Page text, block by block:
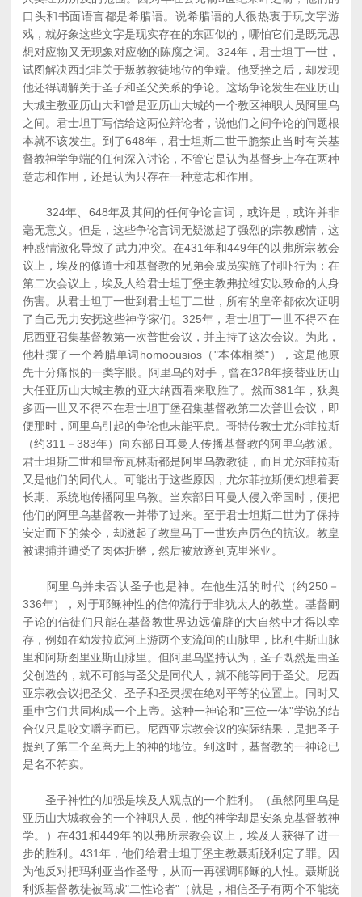
口头和书面语言都是希腊语。说希腊语的人很热衷于玩文字游
戏，就好象这些文字是现实存在的东西似的，哪怕它们是既无思
想对应物又无现象对应物的陈腐之词。324年，君士坦丁一世，
试图解决西北非关于叛教教徒地位的争端。他受挫之后，却发现
他还得调解关于圣子和圣父关系的争论。这场争论发生在亚历山
大城主教亚历山大和曾是亚历山大城的一个教区神职人员阿里乌
之间。君士坦丁写信给这两位辩论者，说他们之间争论的问题根
本就不该发生。到了648年，君士坦斯二世干脆禁止当时有关基
督教神学争端的任何深入讨论，不管它是认为基督身上存在两种
意志和作用，还是认为只存在一种意志和作用。
324年、648年及其间的任何争论言词，或许是，或许并非
毫无意义。但是，这些争论言词无疑激起了强烈的宗教感情，这
种感情激化导致了武力冲突。在431年和449年的以弗所宗教会
议上，埃及的修道士和基督教的兄弟会成员实施了恫吓行为；在
第二次会议上，埃及人给君士坦丁堡主教弗拉维安以致命的人身
伤害。从君士坦丁一世到君士坦丁二世，所有的皇帝都依次证明
了自己无力安抚这些神学家们。325年，君士坦丁一世不得不在
尼西亚召集基督教第一次普世会议，并主持了这次会议。为此，
他杜撰了一个希腊单词homoousios（"本体相类"），这是他原
先十分痛恨的一类字眼。阿里乌的对手，曾在328年接替亚历山
大任亚历山大城主教的亚大纳西看来取胜了。然而381年，狄奥
多西一世又不得不在君士坦丁堡召集基督教第二次普世会议，即
便那时，阿里乌引起的争论也未能平息。哥特传教士尤尔菲拉斯
（约311－383年）向东部日耳曼人传播基督教的阿里乌教派。
君士坦斯二世和皇帝瓦林斯都是阿里乌教教徒，而且尤尔菲拉斯
又是他们的同代人。可能出于这些原因，尤尔菲拉斯便幻想着要
长期、系统地传播阿里乌教。当东部日耳曼人侵入帝国时，便把
他们的阿里乌基督教一并带了过来。至于君士坦斯二世为了保持
安定而下的禁令，却激起了教皇马丁一世疾声厉色的抗议。教皇
被逮捕并遭受了肉体折磨，然后被放逐到克里米亚。
阿里乌并未否认圣子也是神。在他生活的时代（约250－
336年），对于耶稣神性的信仰流行于非犹太人的教堂。基督嗣
子论的信徒们只能在基督教世界边远偏辟的大自然中才得以幸
存，例如在幼发拉底河上游两个支流间的山脉里，比利牛斯山脉
里和阿斯图里亚斯山脉里。但阿里乌坚持认为，圣子既然是由圣
父创造的，就不可能与圣父是同代人，就不能等同于圣父。尼西
亚宗教会议把圣父、圣子和圣灵摆在绝对平等的位置上。同时又
重申它们共同构成一个上帝。这种一神论和"三位一体"学说的结
合仅只是咬文嚼字而已。尼西亚宗教会议的实际结果，是把圣子
提到了第二个至高无上的神的地位。到这时，基督教的一神论已
是名不符实。
圣子神性的加强是埃及人观点的一个胜利。（虽然阿里乌是
亚历山大城教会的一个神职人员，他的神学却是安条克基督教神
学。）在431和449年的以弗所宗教会议上，埃及人获得了进一
步的胜利。431年，他们给君士坦丁堡主教聂斯脱利定了罪。因
为他反对把玛利亚当作圣母，从而一再强调耶稣的人性。聂斯脱
利派基督教徒被骂成"二性论者"（就是，相信圣子有两个不能统